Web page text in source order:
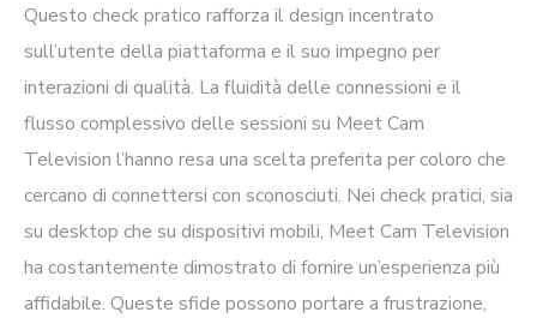
Questo check pratico rafforza il design incentrato
sull’utente della piattaforma e il suo impegno per
interazioni di qualità. La fluidità delle connessioni e il
flusso complessivo delle sessioni su Meet Cam
Television l’hanno resa una scelta preferita per coloro che
cercano di connettersi con sconosciuti. Nei check pratici, sia
su desktop che su dispositivi mobili, Meet Cam Television
ha costantemente dimostrato di fornire un’esperienza più
affidabile. Queste sfide possono portare a frustrazione,